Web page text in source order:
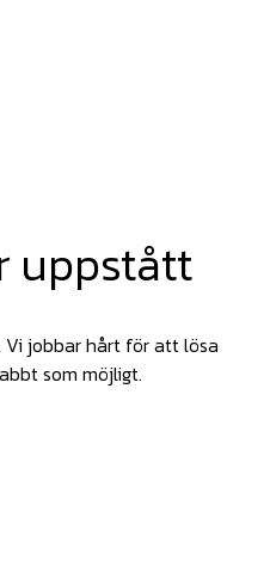
uppstått
Vi jobbar hårt för att lösa
som möjligt.